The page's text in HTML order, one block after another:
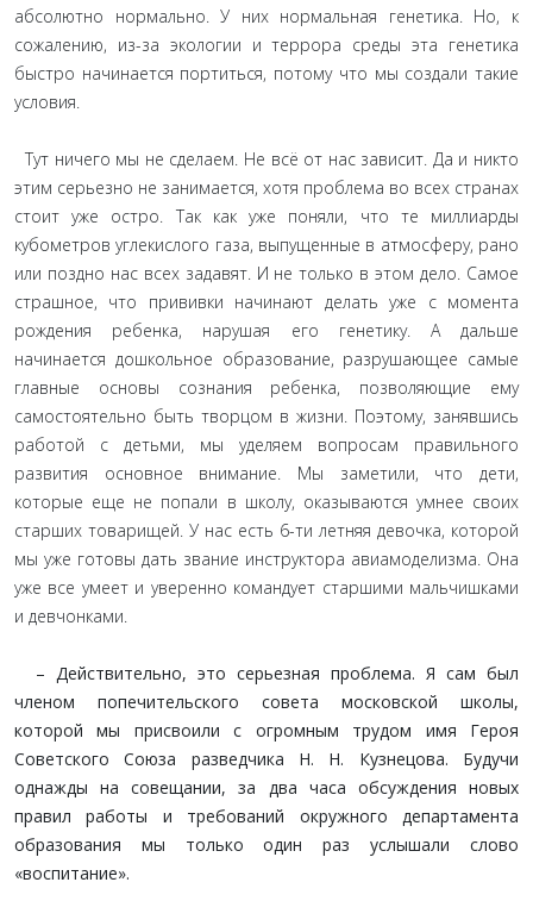
абсолютно нормально. У них нормальная генетика. Но, к
сожалению, из-за экологии и террора среды эта генетика
быстро начинается портиться, потому что мы создали такие
условия.
Тут ничего мы не сделаем. Не всё от нас зависит. Да и никто
этим серьезно не занимается, хотя проблема во всех странах
стоит уже остро. Так как уже поняли, что те миллиарды
кубометров углекислого газа, выпущенные в атмосферу, рано
или поздно нас всех задавят. И не только в этом дело. Самое
страшное, что прививки начинают делать уже с момента
рождения ребенка, нарушая его генетику. А дальше
начинается дошкольное образование, разрушающее самые
главные основы сознания ребенка, позволяющие ему
самостоятельно быть творцом в жизни. Поэтому, занявшись
работой с детьми, мы уделяем вопросам правильного
развития основное внимание. Мы заметили, что дети,
которые еще не попали в школу, оказываются умнее своих
старших товарищей. У нас есть 6-ти летняя девочка, которой
мы уже готовы дать звание инструктора авиамоделизма. Она
уже все умеет и уверенно командует старшими мальчишками
и девчонками.
– Действительно, это серьезная проблема. Я сам был
членом попечительского совета московской школы,
которой мы присвоили с огромным трудом имя Героя
Советского Союза разведчика Н. Н. Кузнецова. Будучи
однажды на совещании, за два часа обсуждения новых
правил работы и требований окружного департамента
образования мы только один раз услышали слово
«воспитание».